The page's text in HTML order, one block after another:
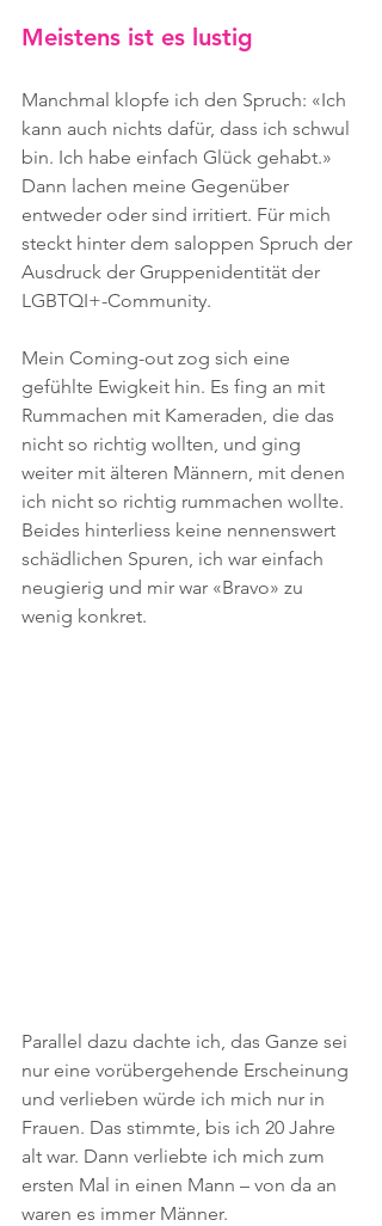
Meistens ist es lustig
Manchmal klopfe ich den Spruch: «Ich
kann auch nichts dafür, dass ich schwul
bin. Ich habe einfach Glück gehabt.»
Dann lachen meine Gegenüber
entweder oder sind irritiert. Für mich
steckt hinter dem saloppen Spruch der
Ausdruck der Gruppenidentität der
LGBTQI+-Community.
Mein Coming-out zog sich eine
gefühlte Ewigkeit hin. Es fing an mit
Rummachen mit Kameraden, die das
nicht so richtig wollten, und ging
weiter mit älteren Männern, mit denen
ich nicht so richtig rummachen wollte.
Beides hinterliess keine nennenswert
schädlichen Spuren, ich war einfach
neugierig und mir war «Bravo» zu
wenig konkret.
Parallel dazu dachte ich, das Ganze sei
nur eine vorübergehende Erscheinung
und verlieben würde ich mich nur in
Frauen. Das stimmte, bis ich 20 Jahre
alt war. Dann verliebte ich mich zum
ersten Mal in einen Mann – von da an
waren es immer Männer.